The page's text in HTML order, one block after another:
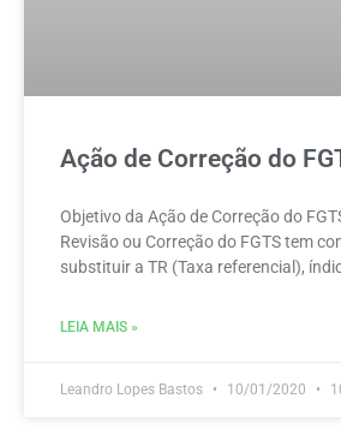
Ação de Correção do
Objetivo da Ação de Correção do
Revisão ou Correção do FGTS tem
substituir a TR (Taxa referencial),
LEIA MAIS »
Leandro Lopes Bastos 10/01/2020